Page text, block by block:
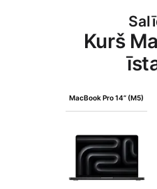
Kurš
MacBook Pro 14” (M5)